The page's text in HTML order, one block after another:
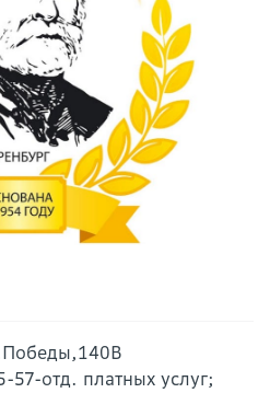
57-отд. платных услуг;